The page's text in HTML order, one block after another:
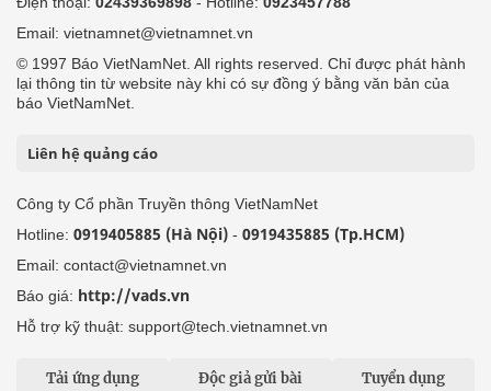
Email: vietnamnet@vietnamnet.vn
© 1997 Báo VietNamNet. All rights reserved. Chỉ được phát hành
lại thông tin từ website này khi có sự đồng ý bằng văn bản của
báo VietNamNet.
Liên hệ quảng cáo
Công ty Cổ phần Truyền thông VietNamNet
Hotline: 0919405885 (Hà Nội) - 0919435885 (Tp.HCM)
Email: contact@vietnamnet.vn
Báo giá: http://vads.vn
Hỗ trợ kỹ thuật: support@tech.vietnamnet.vn
Tải ứng dụng Độc giả gửi bài Tuyển dụng